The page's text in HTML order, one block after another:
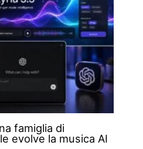
famiglia di
evolve la musica AI